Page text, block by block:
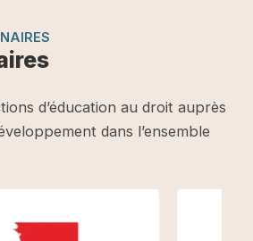
d’éducation au droit auprès
dans l’ensemble